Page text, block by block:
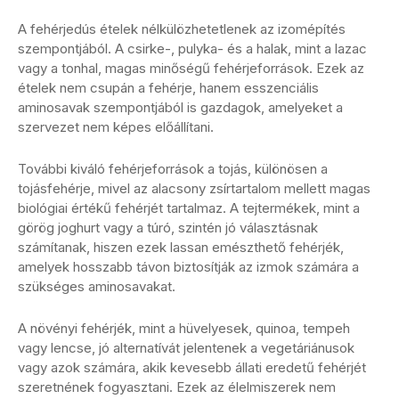
A fehérjedús ételek nélkülözhetetlenek az izomépítés
szempontjából. A csirke-, pulyka- és a halak, mint a lazac
vagy a tonhal, magas minőségű fehérjeforrások. Ezek az
ételek nem csupán a fehérje, hanem esszenciális
aminosavak szempontjából is gazdagok, amelyeket a
szervezet nem képes előállítani.
További kiváló fehérjeforrások a tojás, különösen a
tojásfehérje, mivel az alacsony zsírtartalom mellett magas
biológiai értékű fehérjét tartalmaz. A tejtermékek, mint a
görög joghurt vagy a túró, szintén jó választásnak
számítanak, hiszen ezek lassan emészthető fehérjék,
amelyek hosszabb távon biztosítják az izmok számára a
szükséges aminosavakat.
A növényi fehérjék, mint a hüvelyesek, quinoa, tempeh
vagy lencse, jó alternatívát jelentenek a vegetáriánusok
vagy azok számára, akik kevesebb állati eredetű fehérjét
szeretnének fogyasztani. Ezek az élelmiszerek nem